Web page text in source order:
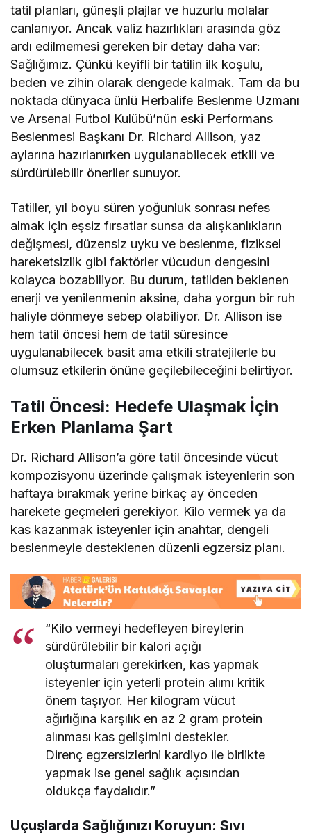
tatil planları, güneşli plajlar ve huzurlu molalar
canlanıyor. Ancak valiz hazırlıkları arasında göz
ardı edilmemesi gereken bir detay daha var:
Sağlığımız. Çünkü keyifli bir tatilin ilk koşulu,
beden ve zihin olarak dengede kalmak. Tam da bu
noktada dünyaca ünlü Herbalife Beslenme Uzmanı
ve Arsenal Futbol Kulübü’nün eski Performans
Beslenmesi Başkanı Dr. Richard Allison, yaz
aylarına hazırlanırken uygulanabilecek etkili ve
sürdürülebilir öneriler sunuyor.
Tatiller, yıl boyu süren yoğunluk sonrası nefes
almak için eşsiz fırsatlar sunsa da alışkanlıkların
değişmesi, düzensiz uyku ve beslenme, fiziksel
hareketsizlik gibi faktörler vücudun dengesini
kolayca bozabiliyor. Bu durum, tatilden beklenen
enerji ve yenilenmenin aksine, daha yorgun bir ruh
haliyle dönmeye sebep olabiliyor. Dr. Allison ise
hem tatil öncesi hem de tatil süresince
uygulanabilecek basit ama etkili stratejilerle bu
olumsuz etkilerin önüne geçilebileceğini belirtiyor.
Tatil Öncesi: Hedefe Ulaşmak İçin
Erken Planlama Şart
Dr. Richard Allison’a göre tatil öncesinde vücut
kompozisyonu üzerinde çalışmak isteyenlerin son
haftaya bırakmak yerine birkaç ay önceden
harekete geçmeleri gerekiyor. Kilo vermek ya da
kas kazanmak isteyenler için anahtar, dengeli
beslenmeyle desteklenen düzenli egzersiz planı.
“Kilo vermeyi hedefleyen bireylerin
sürdürülebilir bir kalori açığı
oluşturmaları gerekirken, kas yapmak
isteyenler için yeterli protein alımı kritik
önem taşıyor. Her kilogram vücut
ağırlığına karşılık en az 2 gram protein
alınması kas gelişimini destekler.
Direnç egzersizlerini kardiyo ile birlikte
yapmak ise genel sağlık açısından
oldukça faydalıdır.”
Uçuşlarda Sağlığınızı Koruyun: Sıvı